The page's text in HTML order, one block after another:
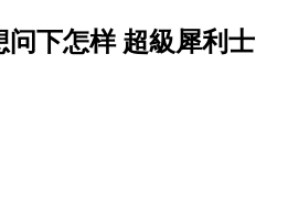
下怎样 超級犀利士